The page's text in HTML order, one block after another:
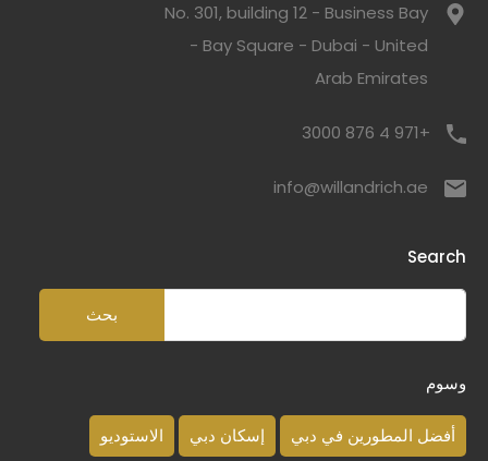
No. 301, building 12 - Business Bay
- Bay Square - Dubai - United
Arab Emirates
+971 4 876 3000
info@willandrich.ae
Search
وسوم
أفضل المطورين في دبي إسكان دبي الاستوديو